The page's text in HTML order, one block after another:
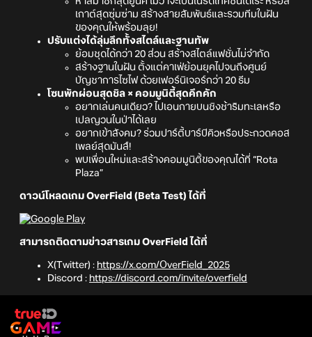
เกาต์สุดซุ่มซ่าม สร้างสายสัมพันธ์และรวมทีมในฝัน
ของคุณให้พร้อมลุย!
ปรับแต่งได้ลุ่มลึกทั้งสไตล์และฐานทัพ
ย้อมชุดได้กว่า 20 ส่วน สร้างสไตล์แฟชั่นไม่จำกัด
สร้างฐานในฝัน ตั้งแต่คาเฟ่ย้อนยุคไปจนถึงศูนย์
บัญชาการไซไฟ ด้วยเฟอร์นิเจอร์กว่า 20 ธีม
โซนพักผ่อนสุดชิล × คอมมูนิตี้สุดคึกคัก
อยากเล่นคนเดียว? ไปเอนกายบนชิงช้าริมทะเลหรือ
เปลญวนในป่าได้เลย
อยากเข้าสังคม? ร่วมปาร์ตี้บาร์บีคิวหรือประกวดคอส
เพลย์สุดมันส์!
พบเพื่อนใหม่และสร้างคอมมูนิตี้ของคุณได้ที่ “Rota
Plaza”
ดาวน์โหลดเกม OverField (ฺBeta Test) ได้ที่
สามารถติดตามข่าวสารเกม OverField ได้ที่
X(Twitter) : https://x.com/OverField_2025
Discord : https://discord.com/invite/overfield